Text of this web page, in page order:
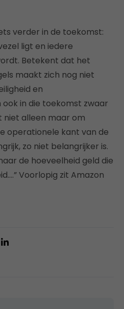
verder in de toekomst:
ligt en iedere
Betekent dat het
maakt zich nog niet
en
in die toekomst zwaar
niet alleen maar om
operationele kant van de
zo niet belangrijker is.
de hoeveelheid geld die
Voorlopig zit Amazon